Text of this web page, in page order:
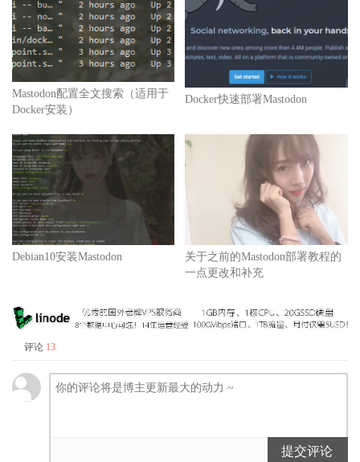
Mastodon配置全文搜索（适用于
Docker安装）
Docker快速部署Mastodon
Debian10安装Mastodon
关于之前的Mastodon部署教程的
一点更改和补充
评论 13
提交评论